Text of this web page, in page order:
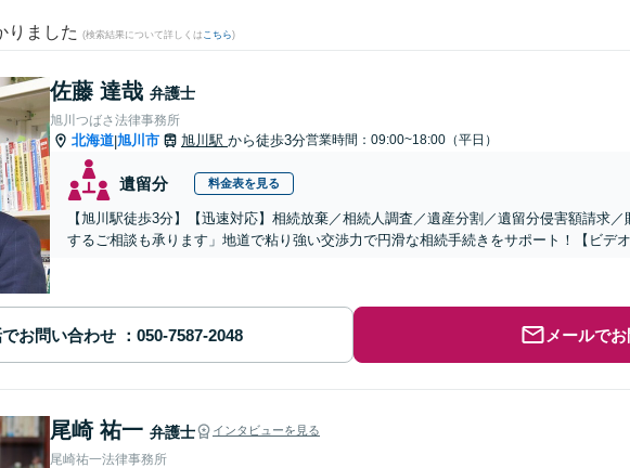
りました (検索結果について詳しくは こちら)
佐藤 達哉 弁護士
旭川つばさ法律事務所
北海道|旭川市 旭川駅 から徒歩3分営業時間：09:00~18:00（平日）
遺留分 料金表を見る
【旭川駅徒歩3分】【迅速対応】相続放棄／相続人調査／遺産分割／遺留分侵害額請求
するご相談も承ります」地道で粘り強い交渉力で円滑な相続手続きをサポート！【ビデオ
お問い合わせ メールで
尾崎 祐一 弁護士 インタビューを見る
尾崎祐一法律事務所